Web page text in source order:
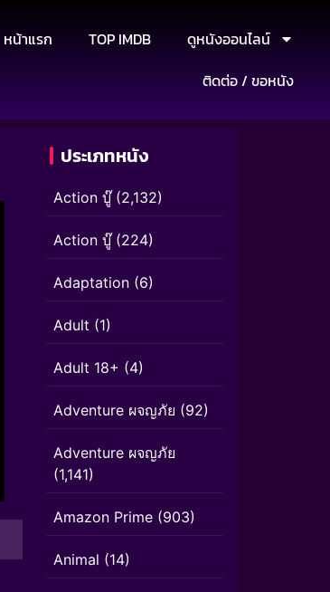
หน้าแรก TOP IMDB
ดูหนังออนไลน์
ติดต่อ / ขอหนัง
ประเภทหนัง
Action บู๊(2,132)
Action บู๊(224)
Adaptation (6)
Adult (1)
Adult 18+ (4)
Adventure ผจญภัย (92)
Adventure ผจญภัย
(1,141)
Amazon Prime (903)
Animal (14)